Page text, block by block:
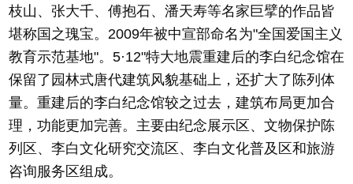
枝山、张大千、傅抱石、潘天寿等名家巨擘的作品皆
堪称国之瑰宝。2009年被中宣部命名为"全国爱国主义
教育示范基地"。5·12"特大地震重建后的李白纪念馆在
保留了园林式唐代建筑风貌基础上，还扩大了陈列体
量。重建后的李白纪念馆较之过去，建筑布局更加合
理，功能更加完善。主要由纪念展示区、文物保护陈
列区、李白文化研究交流区、李白文化普及区和旅游
咨询服务区组成。